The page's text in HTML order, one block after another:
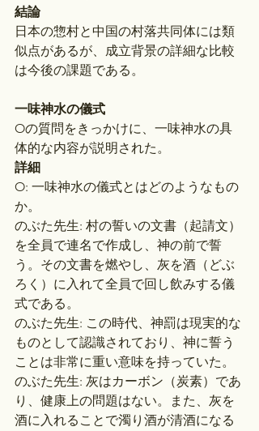
結論
日本の惣村と中国の村落共同体には類
似点があるが、成立背景の詳細な比較
は今後の課題である。
一味神水の儀式
Oの質問をきっかけに、一味神水の具
体的な内容が説明された。
詳細
O: 一味神水の儀式とはどのようなもの
か。
のぶた先生: 村の誓いの文書（起請文）
を全員で連名で作成し、神の前で誓
う。その文書を燃やし、灰を酒（どぶ
ろく）に入れて全員で回し飲みする儀
式である。
のぶた先生: この時代、神罰は現実的な
ものとして認識されており、神に誓う
ことは非常に重い意味を持っていた。
のぶた先生: 灰はカーボン（炭素）であ
り、健康上の問題はない。また、灰を
酒に入れることで濁り酒が清酒になる